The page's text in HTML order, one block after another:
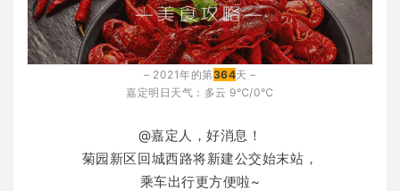
– 2021年的第364天 –
嘉定明日天气：多云 9℃/0℃
@嘉定人，好消息！
菊园新区回城西路将新建公交始末站，
乘车出行更方便啦~